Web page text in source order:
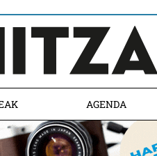
AGENDA